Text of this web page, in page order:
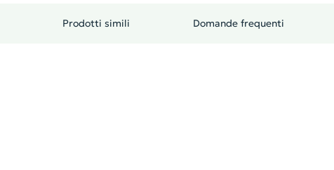
Prodotti simili Domande frequenti